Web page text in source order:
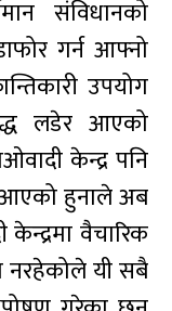
संविधानको
गर्न आफ्नो
उपयोग
लडेर आएको
केन्द्र पनि
आएको हुनाले अब
केन्द्रमा वैचारिक
नरहेकोले यी सबै